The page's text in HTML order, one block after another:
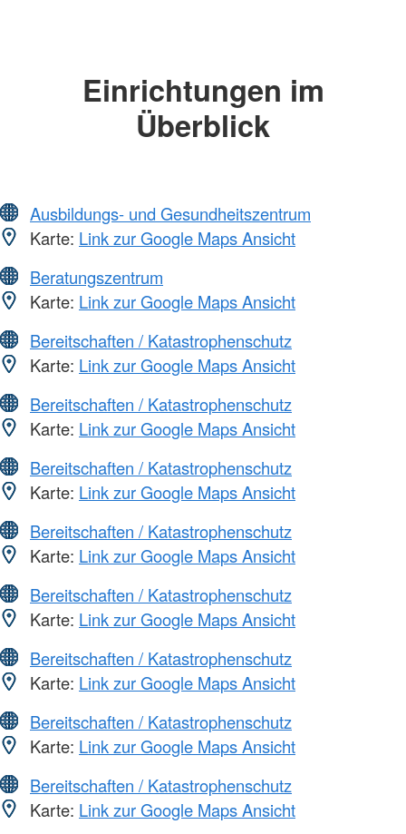
Einrichtungen im
Überblick
Ausbildungs- und Gesundheitszentrum
Karte: Link zur Google Maps Ansicht
Beratungszentrum
Karte: Link zur Google Maps Ansicht
Bereitschaften / Katastrophenschutz
Karte: Link zur Google Maps Ansicht
Bereitschaften / Katastrophenschutz
Karte: Link zur Google Maps Ansicht
Bereitschaften / Katastrophenschutz
Karte: Link zur Google Maps Ansicht
Bereitschaften / Katastrophenschutz
Karte: Link zur Google Maps Ansicht
Bereitschaften / Katastrophenschutz
Karte: Link zur Google Maps Ansicht
Bereitschaften / Katastrophenschutz
Karte: Link zur Google Maps Ansicht
Bereitschaften / Katastrophenschutz
Karte: Link zur Google Maps Ansicht
Bereitschaften / Katastrophenschutz
Karte: Link zur Google Maps Ansicht